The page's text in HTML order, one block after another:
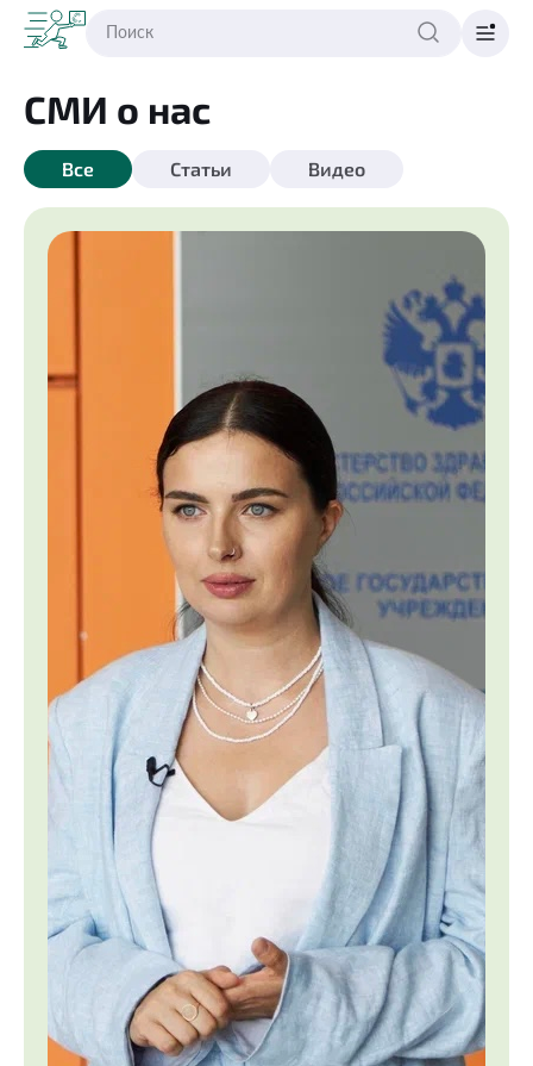
СМИ о нас
Все Статьи Видео